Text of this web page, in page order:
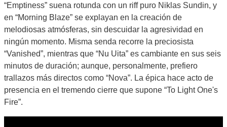
“Emptiness” suena rotunda con un riff puro Niklas Sundin, y
en “Morning Blaze” se explayan en la creación de
melodiosas atmósferas, sin descuidar la agresividad en
ningún momento. Misma senda recorre la preciosista
“Vanished”, mientras que “Nu Uita” es cambiante en sus seis
minutos de duración; aunque, personalmente, prefiero
trallazos más directos como “Nova”. La épica hace acto de
presencia en el tremendo cierre que supone “To Light One's
Fire”.